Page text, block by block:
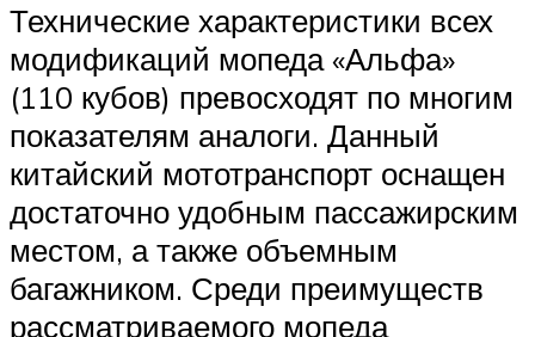
Технические характеристики всех
модификаций мопеда «Альфа»
(110 кубов) превосходят по многим
показателям аналоги. Данный
китайский мототранспорт оснащен
достаточно удобным пассажирским
местом, а также объемным
багажником. Среди преимуществ
рассматриваемого мопеда